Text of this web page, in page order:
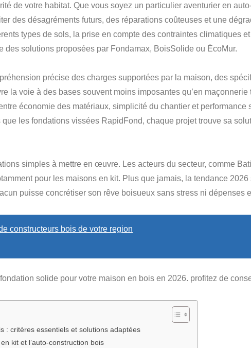
de votre habitat. Que vous soyez un particulier aventurier en
des désagréments futurs, des réparations coûteuses et une
types de sols, la prise en compte des contraintes climatiques
des solutions proposées par Fondamax, BoisSolide ou ÉcoMur.
précise des charges supportées par la maison, des
la voie à des bases souvent moins imposantes qu’en
économie des matériaux, simplicité du chantier et performance
les fondations vissées RapidFond, chaque projet trouve sa
simples à mettre en œuvre. Les acteurs du secteur, comme
pour les maisons en kit. Plus que jamais, la tendance
puisse concrétiser son rêve boisueux sans stress ni dépenses
constructeurs bois de votre region
: critères essentiels et solutions adaptées
kit et l’auto-construction bois